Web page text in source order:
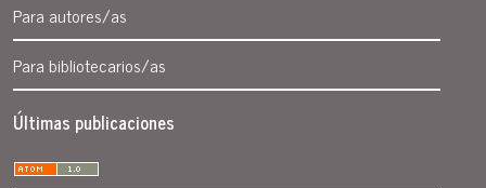
Para autores/as
Para bibliotecarios/as
Últimas publicaciones